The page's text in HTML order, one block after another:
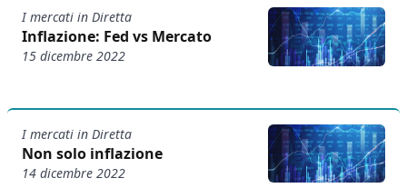
I mercati in Diretta
Inflazione: Fed vs Mercato
15 dicembre 2022
I mercati in Diretta
Non solo inflazione
14 dicembre 2022